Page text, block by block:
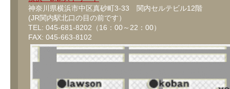
ト
リ
ー
ト
は
神奈川県横浜市中区真砂町3-33 関内セルテビル12階
(JR関内駅北口の目の前です）
TEL: 045-681-8202（16：00～22：00）
FAX: 045-663-8102